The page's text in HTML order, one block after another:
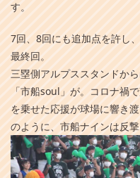
す。
7回、8回にも追加点を許し
最終回。
三塁側アルプススタンドか
「市船soul」が。コロナ禍
を乗せた応援が球場に響き
のように、市船ナインは反撃